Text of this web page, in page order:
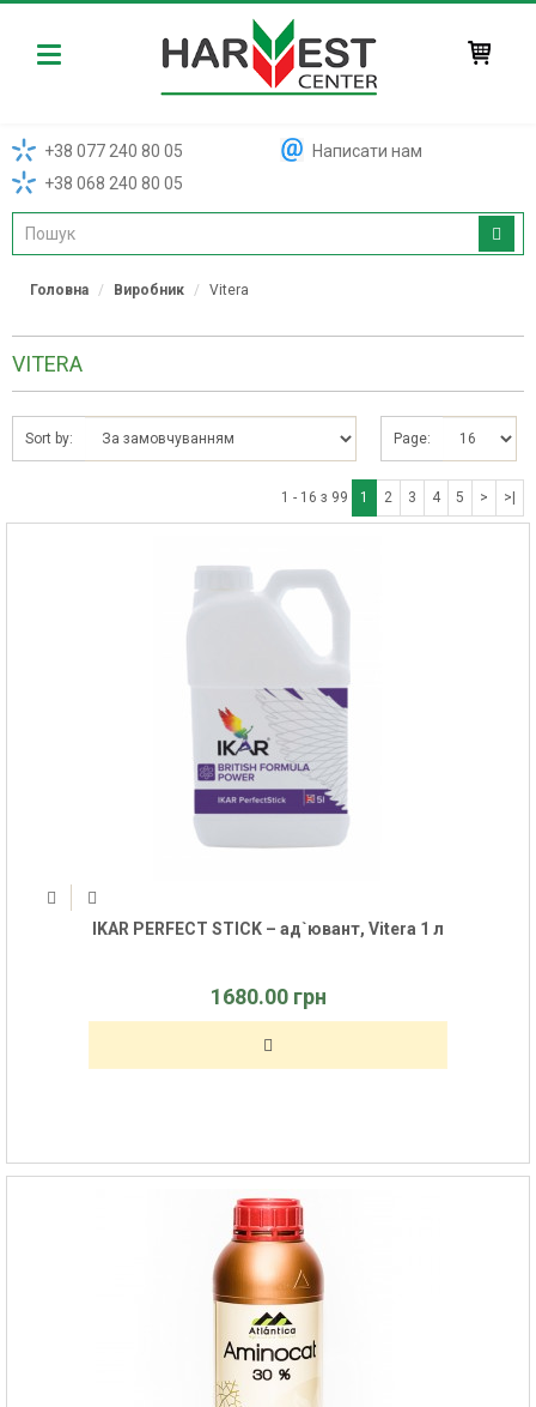
Harvest
+38 077 240 80 05
+38 068 240 80 05
Написати нам
Головна Виробник Vitera
VITERA
Sort by: Page:
1 - 16 з 99 1 2 3 4 5 > >|
IKAR PERFECT STICK – ад`ювант, Vitera 1 л
1680.00 грн